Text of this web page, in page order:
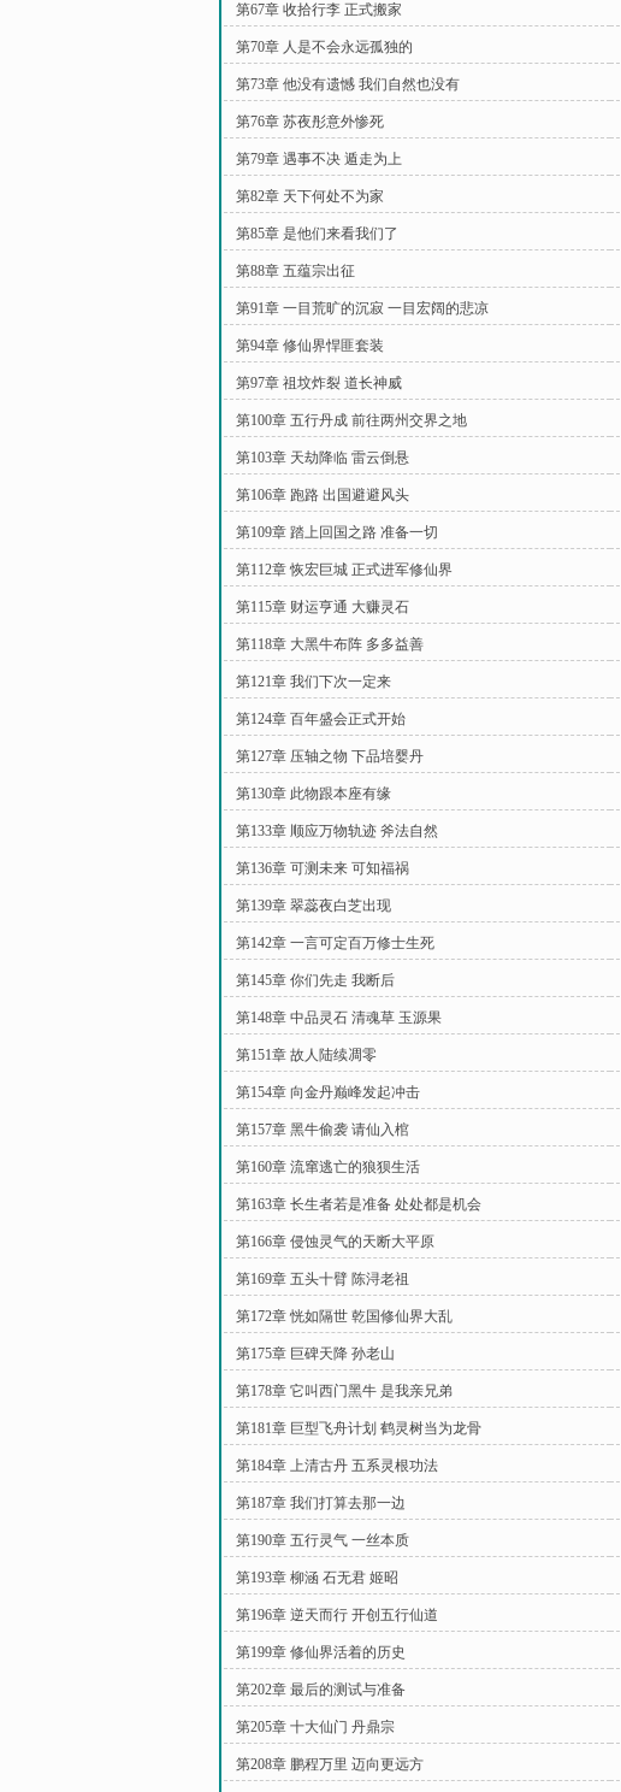
第67章 收拾行李 正式搬家
第70章 人是不会永远孤独的
第73章 他没有遗憾 我们自然也没有
第76章 苏夜彤意外惨死
第79章 遇事不决 遁走为上
第82章 天下何处不为家
第85章 是他们来看我们了
第88章 五蕴宗出征
第91章 一目荒旷的沉寂 一目宏阔的悲凉
第94章 修仙界悍匪套装
第97章 祖坟炸裂 道长神威
第100章 五行丹成 前往两州交界之地
第103章 天劫降临 雷云倒悬
第106章 跑路 出国避避风头
第109章 踏上回国之路 准备一切
第112章 恢宏巨城 正式进军修仙界
第115章 财运亨通 大赚灵石
第118章 大黑牛布阵 多多益善
第121章 我们下次一定来
第124章 百年盛会正式开始
第127章 压轴之物 下品培婴丹
第130章 此物跟本座有缘
第133章 顺应万物轨迹 斧法自然
第136章 可测未来 可知福祸
第139章 翠蕊夜白芝出现
第142章 一言可定百万修士生死
第145章 你们先走 我断后
第148章 中品灵石 清魂草 玉源果
第151章 故人陆续凋零
第154章 向金丹巅峰发起冲击
第157章 黑牛偷袭 请仙入棺
第160章 流窜逃亡的狼狈生活
第163章 长生者若是准备 处处都是机会
第166章 侵蚀灵气的天断大平原
第169章 五头十臂 陈浔老祖
第172章 恍如隔世 乾国修仙界大乱
第175章 巨碑天降 孙老山
第178章 它叫西门黑牛 是我亲兄弟
第181章 巨型飞舟计划 鹤灵树当为龙骨
第184章 上清古丹 五系灵根功法
第187章 我们打算去那一边
第190章 五行灵气 一丝本质
第193章 柳涵 石无君 姬昭
第196章 逆天而行 开创五行仙道
第199章 修仙界活着的历史
第202章 最后的测试与准备
第205章 十大仙门 丹鼎宗
第208章 鹏程万里 迈向更远方